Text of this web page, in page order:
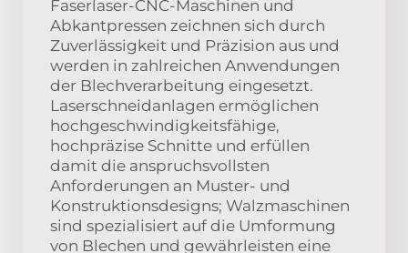
Faserlaser-CNC-Maschinen und
Abkantpressen zeichnen sich durch
Zuverlässigkeit und Präzision aus und
werden in zahlreichen Anwendungen
der Blechverarbeitung eingesetzt.
Laserschneidanlagen ermöglichen
hochgeschwindigkeitsfähige,
hochpräzise Schnitte und erfüllen
damit die anspruchsvollsten
Anforderungen an Muster- und
Konstruktionsdesigns; Walzmaschinen
sind spezialisiert auf die Umformung
von Blechen und gewährleisten eine